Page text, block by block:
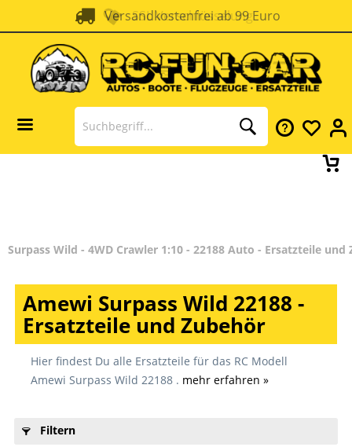
Versandkostenfrei ab 99 Euro
SSL Verschlüsselung
Surpass Wild - 4WD Crawler 1:10 - 22188 Auto - Ersatzteile und
Amewi Surpass Wild 22188 -
Ersatzteile und Zubehör
Hier findest Du alle Ersatzteile für das RC Modell
Amewi Surpass Wild 22188 . mehr erfahren »
Filtern